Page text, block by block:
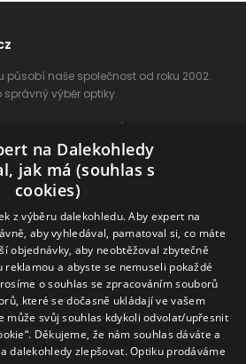
působí naše společnost od roku 2002.
správný výběr optiky.
Poradenství
údajů ODSTOUPIT OD SMLOUVY
Příslušenství Naše značky
sítích
na Dalekohledy
jak má (souhlas s
cookies)
z výběru dalekohledu. Aby expert na
aby vyhledával, pamatoval si, co máte
objednávky, aby neobtěžoval zbytečně
reklamou a abyste se nemuseli pokaždé
o souhlas se zpracováním souborů
které se dočasně ukládají ve vašem
může svůj souhlas kdykoli odvolat/upřesnit
Děkujeme, že nám souhlas dáváte a
dalekohledy zlepšovat. Optiku prodáváme